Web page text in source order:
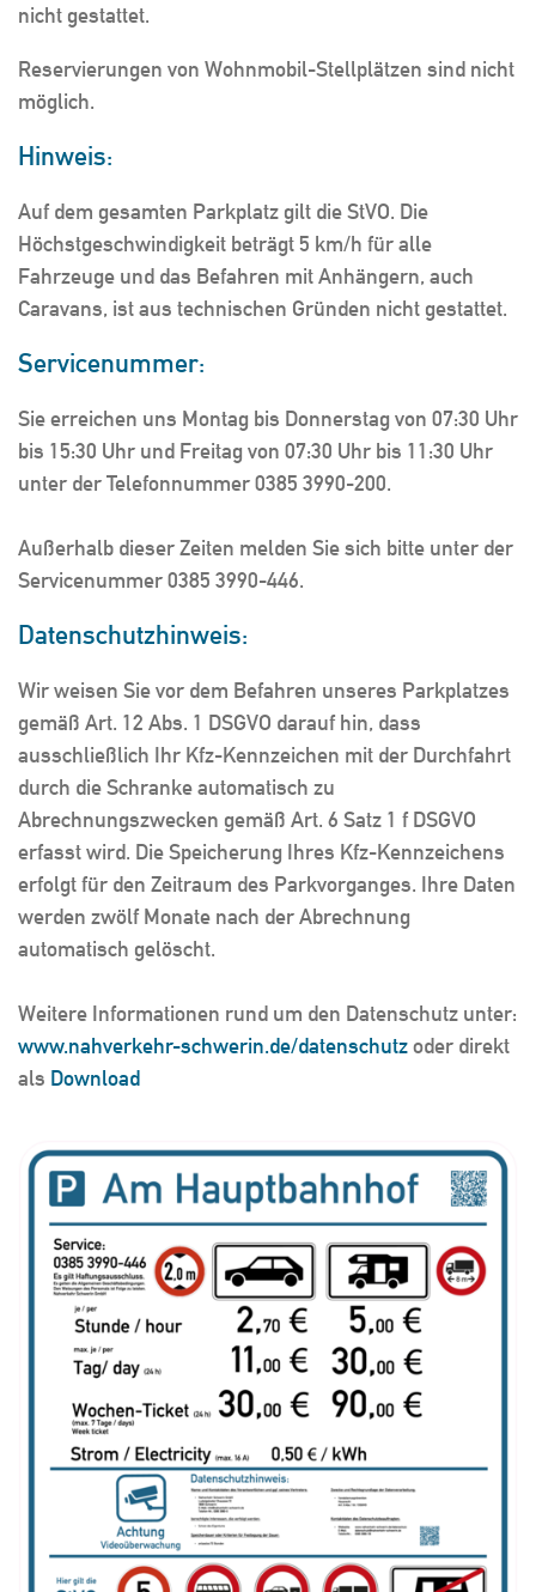
nicht gestattet.
Reservierungen von Wohnmobil-Stellplätzen sind nicht
möglich.
Hinweis:
Auf dem gesamten Parkplatz gilt die StVO. Die
Höchstgeschwindigkeit beträgt 5 km/h für alle
Fahrzeuge und das Befahren mit Anhängern, auch
Caravans, ist aus technischen Gründen nicht gestattet.
Servicenummer:
Sie erreichen uns Montag bis Donnerstag von 07:30 Uhr
bis 15:30 Uhr und Freitag von 07:30 Uhr bis 11:30 Uhr
unter der Telefonnummer 0385 3990-200.
Außerhalb dieser Zeiten melden Sie sich bitte unter der
Servicenummer 0385 3990-446.
Datenschutzhinweis:
Wir weisen Sie vor dem Befahren unseres Parkplatzes
gemäß Art. 12 Abs. 1 DSGVO darauf hin, dass
ausschließlich Ihr Kfz-Kennzeichen mit der Durchfahrt
durch die Schranke automatisch zu
Abrechnungszwecken gemäß Art. 6 Satz 1 f DSGVO
erfasst wird. Die Speicherung Ihres Kfz-Kennzeichens
erfolgt für den Zeitraum des Parkvorganges. Ihre Daten
werden zwölf Monate nach der Abrechnung
automatisch gelöscht.
Weitere Informationen rund um den Datenschutz unter:
www.nahverkehr-schwerin.de/datenschutzoder direkt
als Download